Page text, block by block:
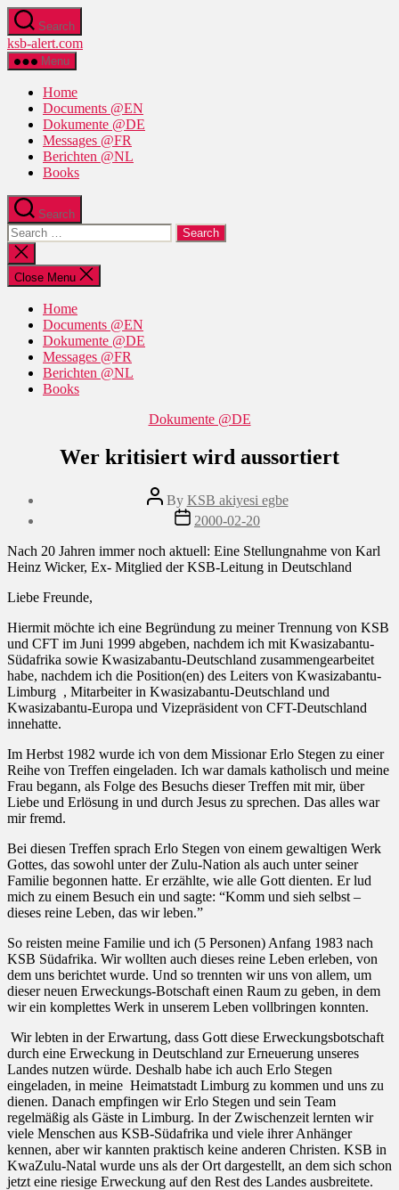
Skip
to
the
content
Search
ksb-alert.com
Menu
Home
Documents @EN
Dokumente @DE
Messages @FR
Berichten @NL
Books
Search
Search
for:
Close
search
Close Menu
Home
Documents @EN
Dokumente @DE
Messages @FR
Berichten @NL
Books
Categories
Dokumente @DE
Wer kritisiert wird aussortiert
Post
author
By KSB akiyesi egbe
Post
date
2000-02-20
Nach 20 Jahren immer noch aktuell: Eine Stellungnahme von Karl
Heinz Wicker, Ex- Mitglied der KSB-Leitung in Deutschland
Liebe Freunde,
Hiermit möchte ich eine Begründung zu meiner Trennung von KSB
und CFT im Juni 1999 abgeben, nachdem ich mit Kwasizabantu-
Südafrika sowie Kwasizabantu-Deutschland zusammengearbeitet
habe, nachdem ich die Position(en) des Leiters von Kwasizabantu-
Limburg , Mitarbeiter in Kwasizabantu-Deutschland und
Kwasizabantu-Europa und Vizepräsident von CFT-Deutschland
innehatte.
Im Herbst 1982 wurde ich von dem Missionar Erlo Stegen zu einer
Reihe von Treffen eingeladen. Ich war damals katholisch und meine
Frau begann, als Folge des Besuchs dieser Treffen mit mir, über
Liebe und Erlösung in und durch Jesus zu sprechen. Das alles war
mir fremd.
Bei diesen Treffen sprach Erlo Stegen von einem gewaltigen Werk
Gottes, das sowohl unter der Zulu-Nation als auch unter seiner
Familie begonnen hatte. Er erzählte, wie alle Gott dienten. Er lud
mich zu einem Besuch ein und sagte: “Komm und sieh selbst –
dieses reine Leben, das wir leben.”
So reisten meine Familie und ich (5 Personen) Anfang 1983 nach
KSB Südafrika. Wir wollten auch dieses reine Leben erleben, von
dem uns berichtet wurde. Und so trennten wir uns von allem, um
dieser neuen Erweckungs-Botschaft einen Raum zu geben, in dem
wir ein komplettes Werk in unserem Leben vollbringen konnten.
Wir lebten in der Erwartung, dass Gott diese Erweckungsbotschaft
durch eine Erweckung in Deutschland zur Erneuerung unseres
Landes nutzen würde. Deshalb habe ich auch Erlo Stegen
eingeladen, in meine Heimatstadt Limburg zu kommen und uns zu
dienen. Danach empfingen wir Erlo Stegen und sein Team
regelmäßig als Gäste in Limburg. In der Zwischenzeit lernten wir
viele Menschen aus KSB-Südafrika und viele ihrer Anhänger
kennen, aber wir kannten praktisch keine anderen Christen. KSB in
KwaZulu-Natal wurde uns als der Ort dargestellt, an dem sich schon
jetzt eine riesige Erweckung auf den Rest des Landes ausbreitete.